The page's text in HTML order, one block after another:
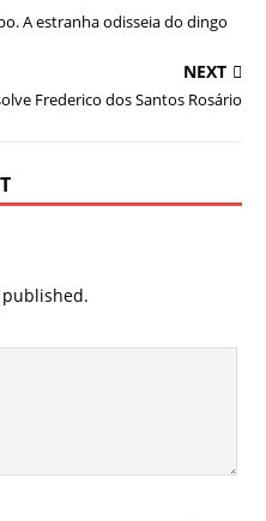
A estranha odisseia do dingo
NEXT
Frederico dos Santos Rosário